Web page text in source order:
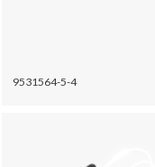
9531564-5-4